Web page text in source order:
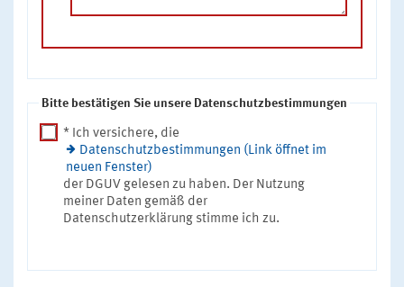
Bitte bestätigen Sie unsere Datenschutzbestimmungen
* Ich versichere, die
Datenschutzbestimmungen (Link öffnet im
neuen Fenster)
der DGUV gelesen zu haben. Der Nutzung
meiner Daten gemäß der
Datenschutzerklärung stimme ich zu.